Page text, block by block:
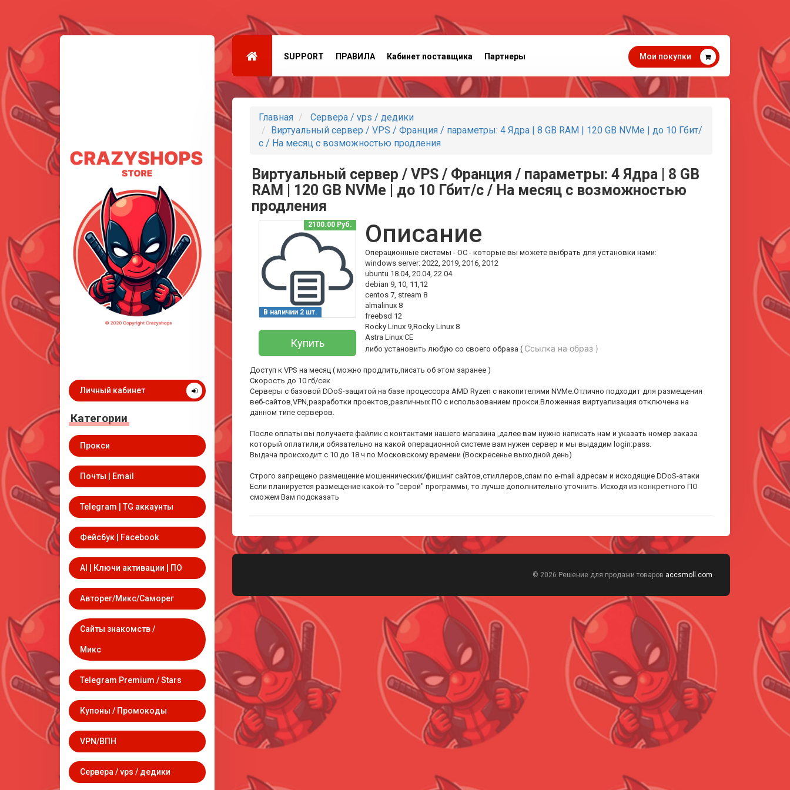
Личный кабинет
Категории
Прокси
Почты | Email
Telegram | TG аккаунты
Фейсбук | Facebook
AI | Ключи активации | ПО
Авторег/Микс/Саморег
Сайты знакомств /
Микс
Telegram Premium / Stars
Купоны / Промокоды
VPN/ВПН
Сервера / vps / дедики
SUPPORT ПРАВИЛА Кабинет поставщика Партнеры Мои покупки
Главная
Сервера / vps / дедики
Виртуальный сервер / VPS / Франция / параметры: 4 Ядра | 8 GB RAM | 120 GB NVMe | до 10 Гбит/
с / На месяц с возможностью продления
Виртуальный сервер / VPS / Франция / параметры: 4 Ядра | 8 GB
RAM | 120 GB NVMe | до 10 Гбит/с / На месяц с возможностью
продления
В наличии 2 шт.
2100.00 Руб.
Купить
Описание
Операционные системы - ОС - которые вы можете выбрать для установки нами:
windows server: 2022, 2019, 2016, 2012
ubuntu 18.04, 20.04, 22.04
debian 9, 10, 11,12
centos 7, stream 8
almalinux 8
freebsd 12
Rocky Linux 9,Rocky Linux 8
Astra Linux CE
либо установить любую со своего образа ( Ссылка на образ )
Доступ к VPS на месяц ( можно продлить,писать об этом заранее )
Скорость до 10 гб/сек
Серверы с базовой DDoS-защитой на базе процессора AMD Ryzen с накопителями NVMe.Отлично подходит для размещения
веб-сайтов,VPN,разработки проектов,различных ПО с использованием прокси.Вложенная виртуализация отключена на
данном типе серверов.
После оплаты вы получаете файлик с контактами нашего магазина ,далее вам нужно написать нам и указать номер заказа
который оплатили,и обязательно на какой операционной системе вам нужен сервер и мы выдадим login:pass.
Выдача происходит с 10 до 18 ч по Московскому времени (Воскресенье выходной день)
Строго запрещено размещение мошеннических/фишинг сайтов,стиллеров,спам по e-mail адресам и исходящие DDoS-атаки
Если планируется размещение какой-то "серой" программы, то лучше дополнительно уточнить. Исходя из конкретного ПО
сможем Вам подсказать
© 2026 Решение для продажи товаров accsmoll.com
Всего позиций в корзине
Всего товара в корзине
(шт)
Сумма к оплате (без скидок)
Руб.